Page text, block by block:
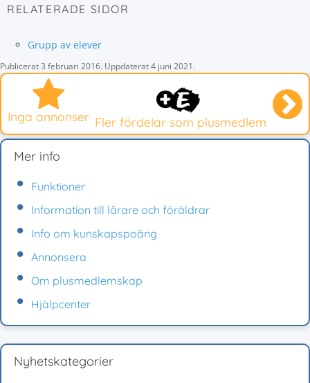
RELATERADE SIDOR
Grupp av elever
Publicerat3 februari 2016. Uppdaterat4 juni 2021.
Inga annonser Fler fördelar som plusmedlem
Mer info
Funktioner
Information till lärare och föräldrar
Info om kunskapspoäng
Annonsera
Om plusmedlemskap
Hjälpcenter
Nyhetskategorier